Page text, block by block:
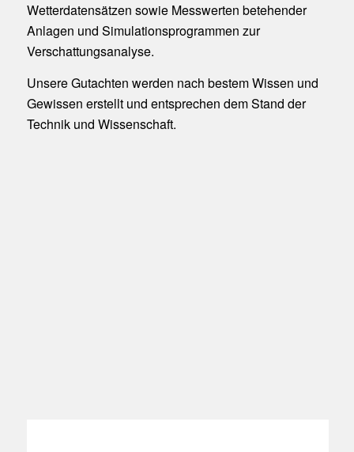
Wetterdatensätzen sowie Messwerten betehender
Anlagen und Simulationsprogrammen zur
Verschattungsanalyse.
Unsere Gutachten werden nach bestem Wissen und
Gewissen erstellt und entsprechen dem Stand der
Technik und Wissenschaft.